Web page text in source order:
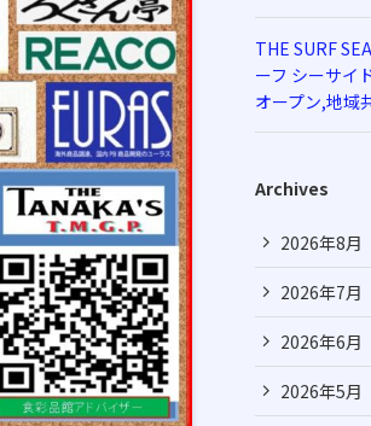
THE SURF
ーフ シーサイ
オープン,地域
Archives
2026年8月
2026年7月
2026年6月
2026年5月